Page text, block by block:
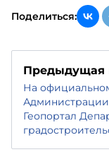
Поделиться:
Предыдущая
На
Администрации
Геопортал